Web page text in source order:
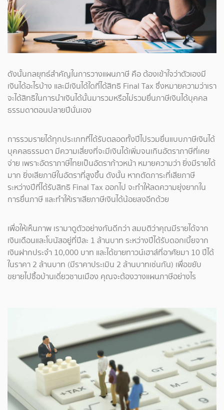
ดังนั้นกลยุทธ์สำคัญในการวางแผนภาษี คือ ต้องเข้าใจว่าตัวเองมี
เงินได้อะไรบ้าง และมีเงินได้ใดที่ได้สิทธิ Final Tax ซึ่งหมายความว่าเรา
จะได้สิทธิในการนำเงินได้นั้นมารวมหรือไม่รวมยื่นภาษีเงินได้บุคคล
ธรรมดาตอนปลายปีนั่นเอง
การรวมรายได้ทุกประเภทที่ได้รับตลอดทั้งปีไปรวมยื่นแบบภาษีเงินได้
บุคคลธรรมดา มีความเสี่ยงที่จะมีเงินได้เพิ่มจนเกินอัตราภาษีที่เคย
จ่าย เพราะอัตราภาษีไทยเป็นอัตราก้าวหน้า หมายความว่า ยิ่งมีรายได้
มาก ยิ่งเสียภาษีในอัตราที่สูงขึ้น ดังนั้น หากตัดภาระที่เสียภาษี
ระหว่างปีที่ได้รับสิทธิ Final Tax ออกไป จะทำให้ลดความยุ่งยากใน
การยื่นภาษี และทำให้เราเสียภาษีเงินได้น้อยลงอีกด้วย
เพื่อให้เห็นภาพ เรามาดูตัวอย่างกันดีกว่า สมมติว่าคุณมีรายได้จาก
เงินเดือนและโบนัสอยู่ที่ปีละ 1 ล้านบาท ระหว่างปีได้รับดอกเบี้ยจาก
เงินฝากประจำ 10,000 บาท และได้ขายทาวน์เฮาส์ที่อาศัยมา 10 ปีได้
ในราคา 2 ล้านบาท (มีราคาประเมิน 2 ล้านบาทเช่นกัน) เพื่อขยับ
ขยายไปซื้อบ้านเดี่ยวชานเมือง คุณจะต้องวางแผนภาษีอย่างไร